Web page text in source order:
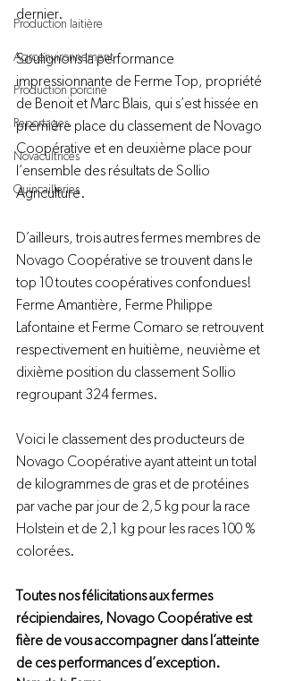
Production laitière
Agroenvironnement
Production porcine
Reportages
Novacultrices
Quincailleries
dernier.
Soulignons la performance
impressionnante de Ferme Top, propriété
de Benoit et Marc Blais, qui s’est hissée en
première place du classement de Novago
Coopérative et en deuxième place pour
l’ensemble des résultats de Sollio
Agriculture.
D’ailleurs, trois autres fermes membres de
Novago Coopérative se trouvent dans le
top 10 toutes coopératives confondues!
Ferme Amantière, Ferme Philippe
Lafontaine et Ferme Comaro se retrouvent
respectivement en huitième, neuvième et
dixième position du classement Sollio
regroupant 324 fermes.
Voici le classement des producteurs de
Novago Coopérative ayant atteint un total
de kilogrammes de gras et de protéines
par vache par jour de 2,5 kg pour la race
Holstein et de 2,1 kg pour les races 100 %
colorées.
Toutes nos félicitations aux fermes
récipiendaires, Novago Coopérative est
fière de vous accompagner dans l’atteinte
de ces performances d’exception.